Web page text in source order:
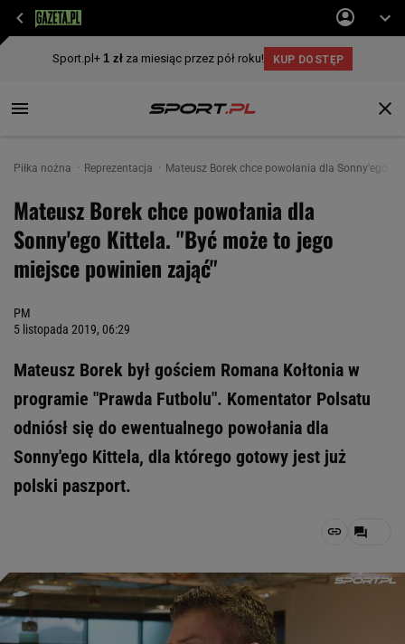
Piłka nożna Reprezentacja Mateusz Borek chce powołania dla Sonny'ego
Mateusz Borek chce powołania dla
Sonny'ego Kittela. "Być może to jego
miejsce powinien zająć"
PM
5 listopada 2019, 06:29
Mateusz Borek był gościem Romana Kołtonia w
programie "Prawda Futbolu". Komentator Polsatu
odniósł się do ewentualnego powołania dla
Sonny'ego Kittela, dla którego gotowy jest już
polski paszport.